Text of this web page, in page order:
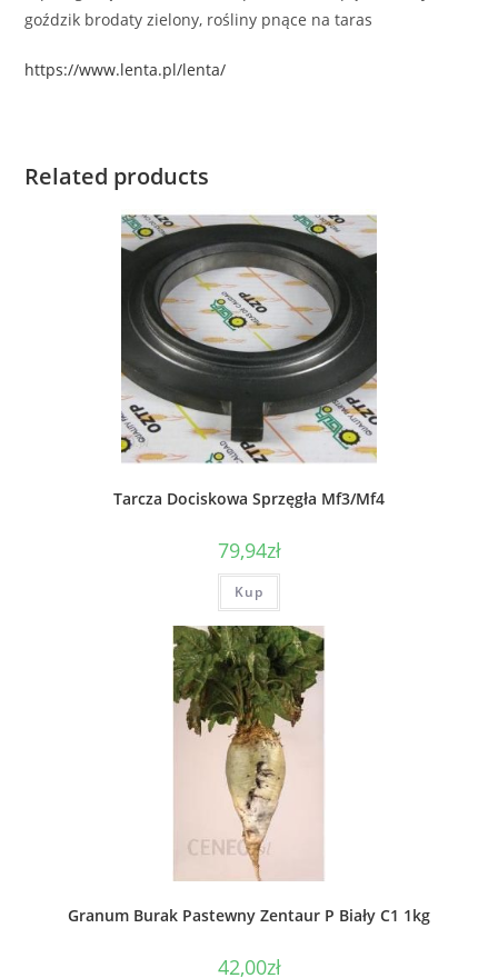
goździk brodaty zielony, rośliny pnące na taras
https://www.lenta.pl/lenta/
Related products
Tarcza Dociskowa Sprzęgła Mf3/Mf4
79,94zł
Kup
Granum Burak Pastewny Zentaur P Biały C1 1kg
42,00zł